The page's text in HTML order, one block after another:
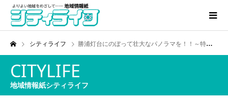
シティライフ 勝浦灯台にのぼって壮大なパノラマを！！～特別公開 １１／１（土）・２（日）～【勝浦市】
CITYLIFE
地域情報紙シティライフ